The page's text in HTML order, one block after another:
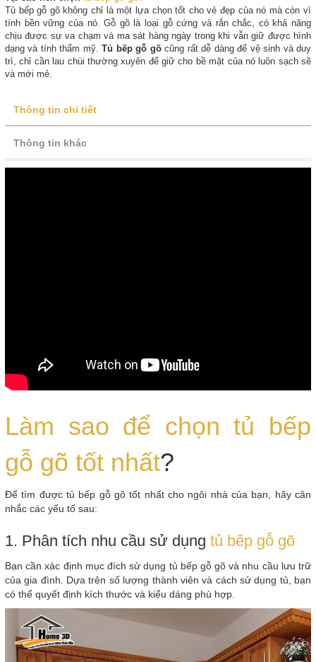
Tủ bếp gỗ gõ không chỉ là một lựa chọn tốt cho vẻ đẹp của nó mà còn vì
tính bền vững của nó. Gỗ gõ là loại gỗ cứng và rắn chắc, có khả năng
chịu được sự va chạm và ma sát hàng ngày trong khi vẫn giữ được hình
dạng và tính thẩm mỹ.Tủ bếp gỗ gõcũng rất dễ dàng để vệ sinh và duy
trì, chỉ cần lau chùi thường xuyên để giữ cho bề mặt của nó luôn sạch sẽ
và mới mẻ.
Thông tin chi tiết
Thông tin khác
Làm sao để chọn tủ bếp
gỗ gõ tốt nhất?
Để tìm được tủ bếp gỗ gõ tốt nhất cho ngôi nhà của bạn, hãy cân
nhắc các yếu tố sau:
1. Phân tích nhu cầu sử dụng tủ bếp gỗ gõ
Bạn cần xác định mục đích sử dụng tủ bếp gỗ gõ và nhu cầu lưu trữ
của gia đình. Dựa trên số lượng thành viên và cách sử dụng tủ, bạn
có thể quyết định kích thước và kiểu dáng phù hợp.